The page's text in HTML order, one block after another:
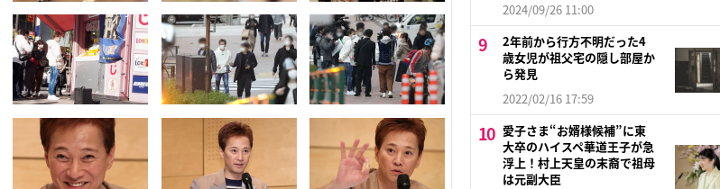
2024/09/26 11:00
2年前から行方不明だった4
歳女児が祖父宅の隠し部屋か
ら発見
2022/02/16 17:59
愛子さま“お婿様候補”に東
大卒のハイスペ華道王子が急
浮上！村上天皇の末裔で祖母
は元副大臣